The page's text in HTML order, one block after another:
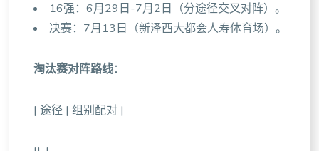
16强：6月29日-7月2日（分途径交叉对阵）。
决赛：7月13日（新泽西大都会人寿体育场）。
淘汰赛对阵路线：
| 途径 | 组别配对 |